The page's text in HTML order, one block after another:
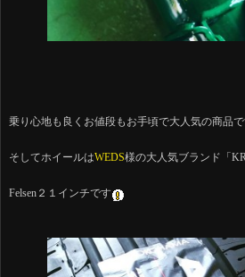
乗り心地も良くお値段もお手頃で大人気の商品
そしてホイールはWEDS様の大人気ブランド「
Felsen２１インチです